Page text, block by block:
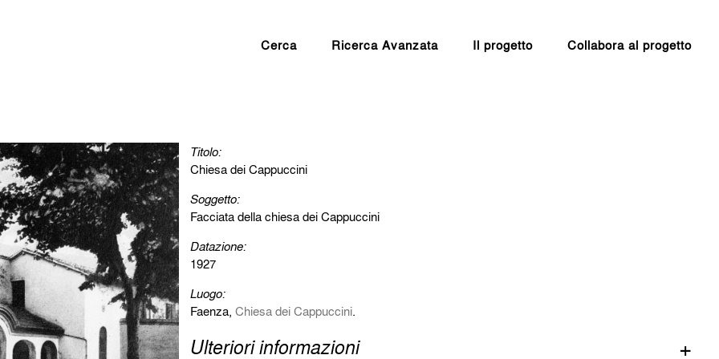
Cerca Ricerca Avanzata Il progetto Collabora al progetto
Titolo:
Chiesa dei Cappuccini
Soggetto:
Facciata della chiesa dei Cappuccini
Datazione:
1927
Luogo:
Faenza, Chiesa dei Cappuccini.
Ulteriori informazioni